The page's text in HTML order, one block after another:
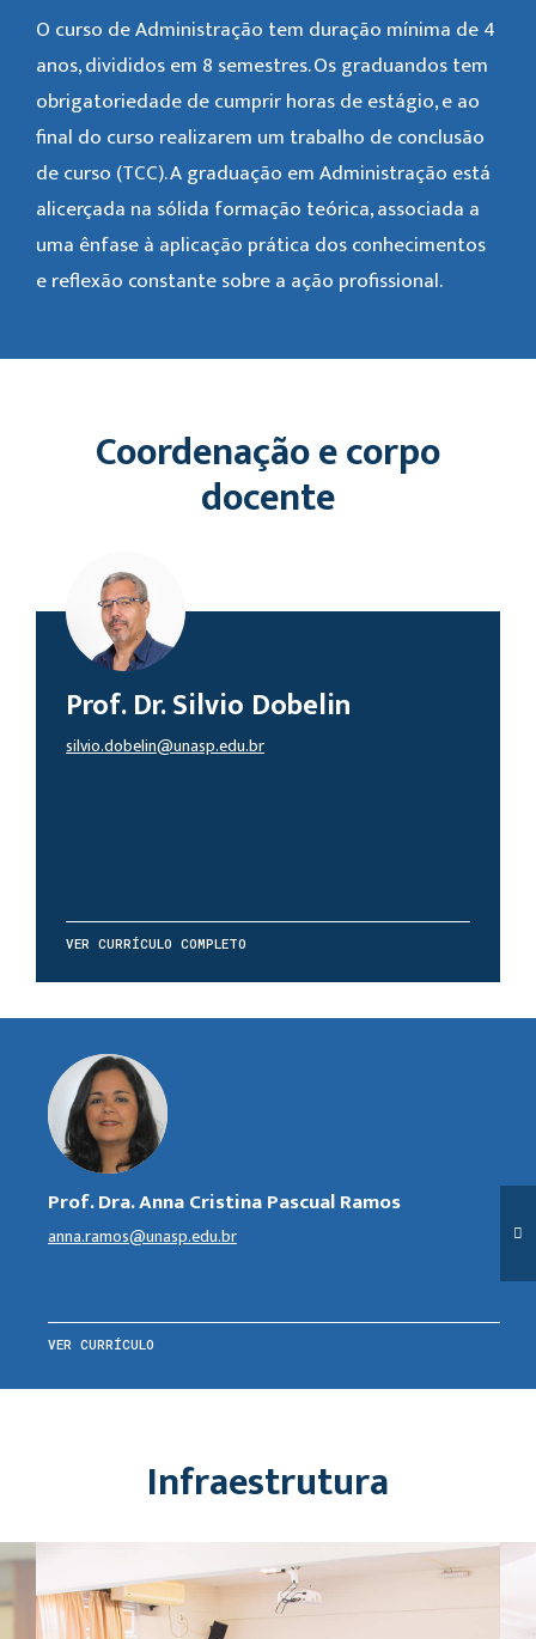
O curso de Administração tem duração mínima de 4
anos, divididos em 8 semestres. Os graduandos tem
obrigatoriedade de cumprir horas de estágio, e ao
final do curso realizarem um trabalho de conclusão
de curso (TCC). A graduação em Administração está
alicerçada na sólida formação teórica, associada a
uma ênfase à aplicação prática dos conhecimentos
e reflexão constante sobre a ação profissional.
Coordenação e corpo
docente
Prof. Dr. Silvio Dobelin
silvio.dobelin@unasp.edu.br
VER CURRÍCULO COMPLETO
Prof. Dra. Anna Cristina Pascual Ramos
anna.ramos@unasp.edu.br
VER CURRÍCULO
Infraestrutura